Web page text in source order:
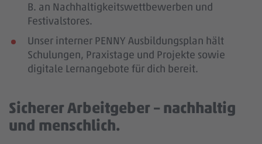
B. an Nachhaltigkeitswettbewerben und
Festivalstores.
Unser interner PENNY Ausbildungsplan hält
Schulungen, Praxistage und Projekte sowie
digitale Lernangebote für dich bereit.
Sicherer Arbeitgeber – nachhaltig
und menschlich.